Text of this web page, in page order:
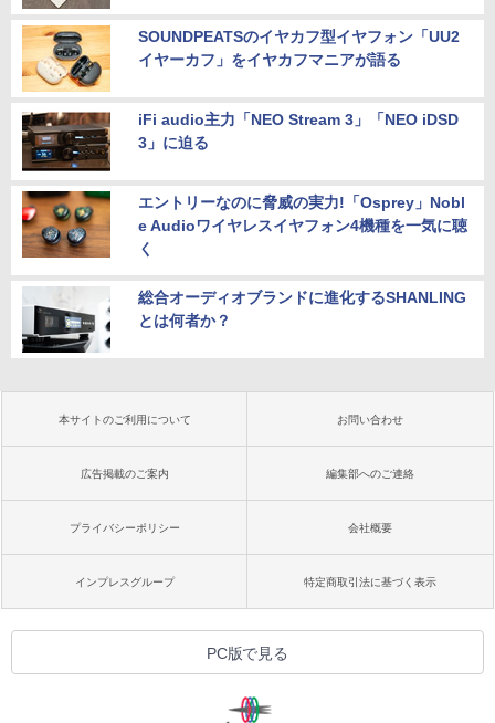
SOUNDPEATSのイヤカフ型イヤフォン「UU2
イヤーカフ」をイヤカフマニアが語る
iFi audio主力「NEO Stream 3」「NEO iDSD
3」に迫る
エントリーなのに脅威の実力!「Osprey」Nobl
e Audioワイヤレスイヤフォン4機種を一気に聴
く
総合オーディオブランドに進化するSHANLING
とは何者か？
本サイトのご利用について お問い合わせ
広告掲載のご案内 編集部へのご連絡
プライバシーポリシー 会社概要
インプレスグループ 特定商取引法に基づく表示
PC版で見る